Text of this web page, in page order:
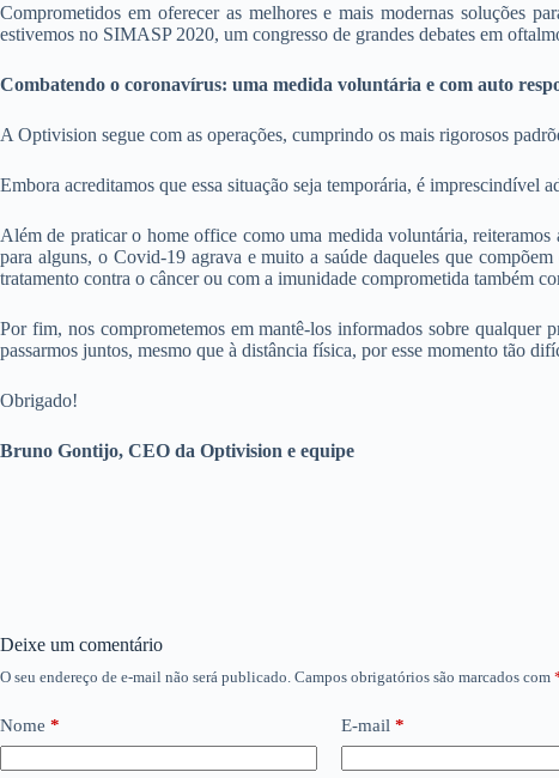
Comprometidos em oferecer as melhores e mais modernas soluções
estivemos no SIMASP 2020, um congresso de grandes debates em
Combatendo o coronavírus: uma medida voluntária e com auto
A Optivision segue com as operações, cumprindo os mais rigorosos
Embora acreditamos que essa situação seja temporária, é imprescindível
Além de praticar o home office como uma medida voluntária,
para alguns, o Covid-19 agrava e muito a saúde daqueles que
tratamento contra o câncer ou com a imunidade comprometida também
Por fim, nos comprometemos em mantê-los informados sobre qualquer
passarmos juntos, mesmo que à distância física, por esse momento tão
Obrigado!
Bruno Gontijo, CEO da Optivision e equipe
Deixe um comentário
O seu endereço de e-mail não será publicado. Campos obrigatórios são marcados com
Nome * E-mail *